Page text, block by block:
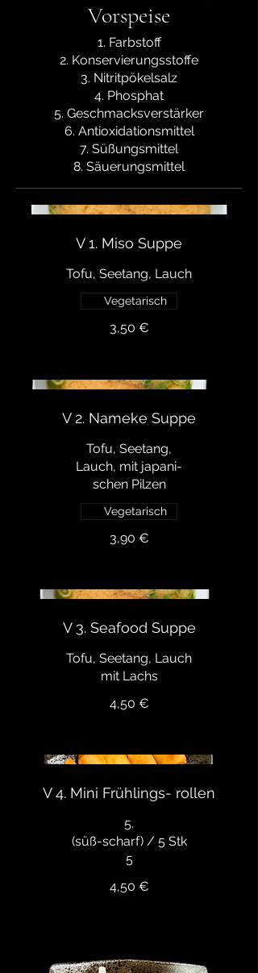
Vorspeise
1. Farbstoff
2. Konservierungsstoffe
3. Nitritpökelsalz
4. Phosphat
5. Geschmacksverstärker
6. Antioxidationsmittel
7. Süßungsmittel
8. Säuerungsmittel
V 1. Miso Suppe
3,50 €
Vegetarisch
V 2. Nameke Suppe
Tofu, Seetang,
Lauch, mit japani-
schen Pilzen
3,90 €
Vegetarisch
V 3. Seafood Suppe
Tofu, Seetang, Lauch
mit Lachs
4,50 €
V 4. Mini Frühlings- rollen
5.
(süß-scharf) / 5 Stk
5
4,50 €